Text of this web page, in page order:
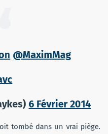
@MaximMag
6 Février 2014
tombé dans un vrai piège.